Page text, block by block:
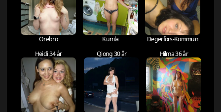
Örebro Kumla
Degerfors-Kommun
Heidi 34 år
Qiong 30 år Hilma 36 år